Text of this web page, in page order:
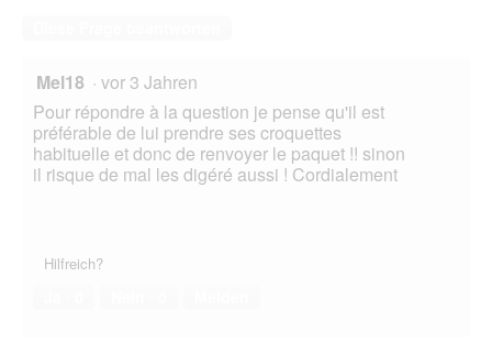
Mel18 · vor 3 Jahren
Pour répondre à la question je pense qu'il est
préférable de lui prendre ses croquettes
habituelle et donc de renvoyer le paquet !! sinon
il risque de mal les digéré aussi ! Cordialement
Hilfreich?